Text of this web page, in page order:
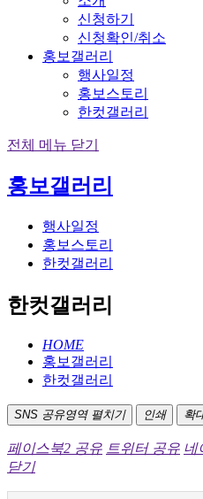
신청하기
신청확인/취소
홍보갤러리
행사일정
홍보스토리
한컷갤러리
전체 메뉴 닫기
홍보갤러리
행사일정
홍보스토리
한컷갤러리
한컷갤러리
HOME
홍보갤러리
한컷갤러리
SNS 공유영역 펼치기 인쇄 확
페이스북2 공유 트위터 공유 네
닫기